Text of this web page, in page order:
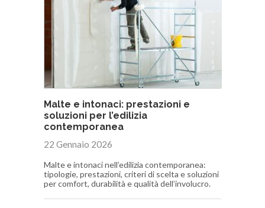
Malte e intonaci: prestazioni e
soluzioni per l’edilizia
contemporanea
22 Gennaio 2026
Malte e intonaci nell’edilizia contemporanea:
tipologie, prestazioni, criteri di scelta e soluzioni
per comfort, durabilità e qualità dell’involucro.